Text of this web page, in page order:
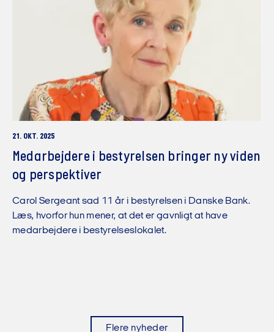
21. OKT. 2025
Medarbejdere i bestyrelsen bringer ny viden
og perspektiver
Carol Sergeant sad 11 år i bestyrelsen i Danske Bank.
Læs, hvorfor hun mener, at det er gavnligt at have
medarbejdere i bestyrelseslokalet.
Flere nyheder